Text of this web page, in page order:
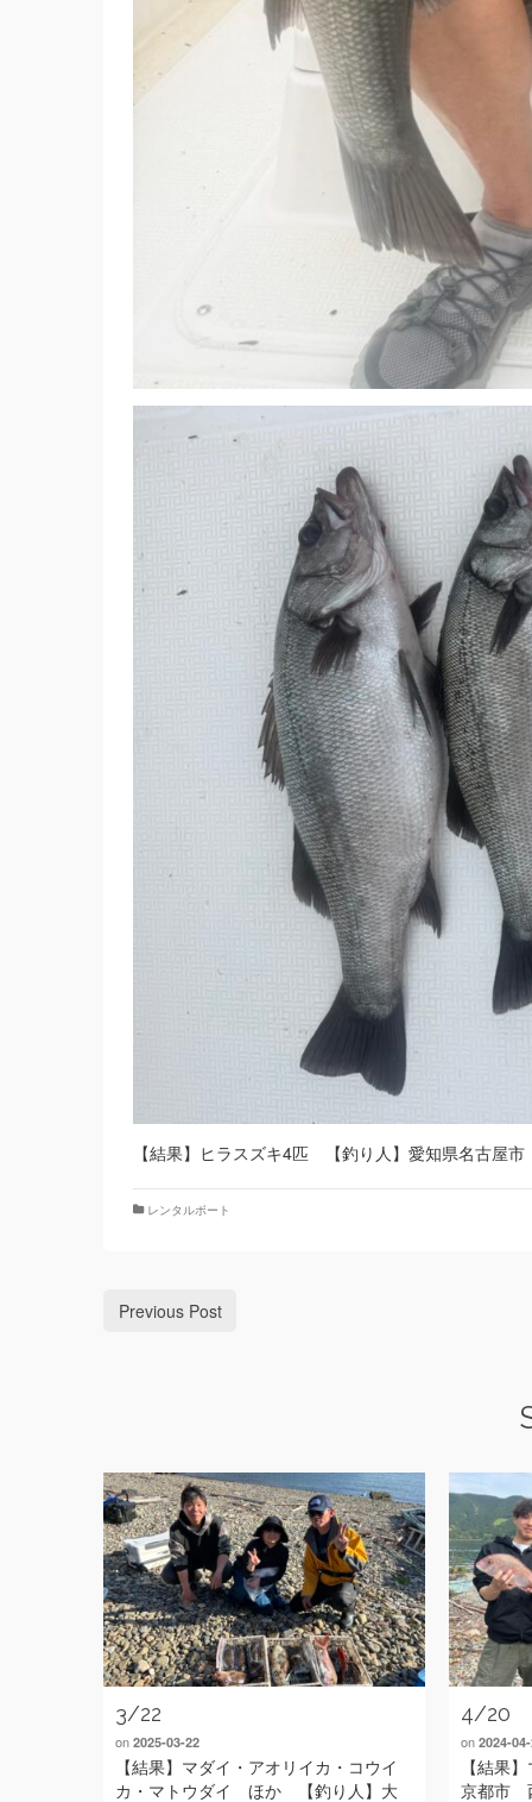
【結果】ヒラスズキ4匹 【釣り人】愛知県名古屋
レンタルボート
Previous Post
3/22
on 2025-03-22
【結果】マダイ・アオリイカ・コウイ
カ・マトウダイ ほか 【釣り人】大
4/20
on 2024-
【結果
京都市